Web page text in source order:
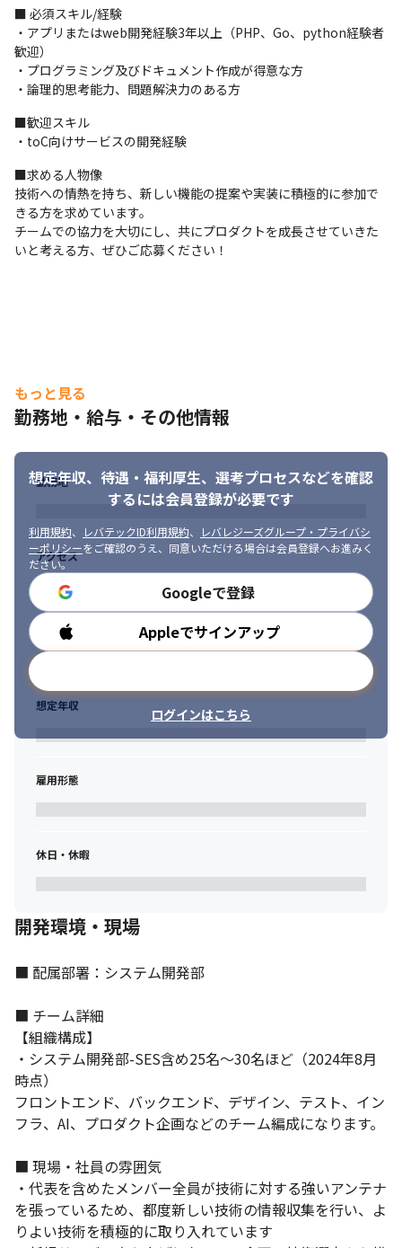
ありますので、積極的に意見を出す方や新しい事業にチャレンジ
したい等バイタリティのある方は大歓迎です！
＜コミュニケーション方法＞
・タスクやスケジュールの確認などのコミュニケーションには、
SlackやTeams、Zoomを用いています
スキルの高いメンバーが揃っています。
■ 必須スキル/経験
・アプリまたはweb開発経験3年以上（PHP、Go、python経験者
歓迎）
・プログラミング及びドキュメント作成が得意な方
・論理的思考能力、問題解決力のある方
■歓迎スキル
・toC向けサービスの開発経験
■求める人物像
技術への情熱を持ち、新しい機能の提案や実装に積極的に参加で
きる方を求めています。
チームでの協力を大切にし、共にプロダクトを成長させていきた
いと考える方、ぜひご応募ください！
もっと見る
勤務地・給与・その他情報
想定年収、待遇・福利厚生、 選考プロセスなどを確認
するには会員登録が必要です
利用規約、 レバテックID利用規約、
レバレジーズグループ・プライバシ
ーポリシーをご確認のうえ、同意いただける場合は会員登録へお進みく
ださい。
Googleで登録
Appleでサインアップ
ログインはこちら
勤務地
アクセス
勤務時間
想定年収
雇用形態
休日・休暇
開発環境・現場
■ 配属部署：システム開発部
■ チーム詳細
【組織構成】
・システム開発部-SES含め25名～30名ほど（2024年8月
時点）
フロントエンド、バックエンド、デザイン、テスト、イン
フラ、AI、プロダクト企画などのチーム編成になります。
■ 現場・社員の雰囲気
・代表を含めたメンバー全員が技術に対する強いアンテナ
を張っているため、都度新しい技術の情報収集を行い、よ
りよい技術を積極的に取り入れています